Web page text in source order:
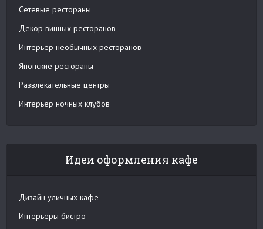
Сетевые рестораны
Декор винных ресторанов
Интерьер необычных ресторанов
Японские рестораны
Развлекательные центры
Интерьер ночных клубов
Идеи оформления кафе
Дизайн уличных кафе
Интерьеры бистро